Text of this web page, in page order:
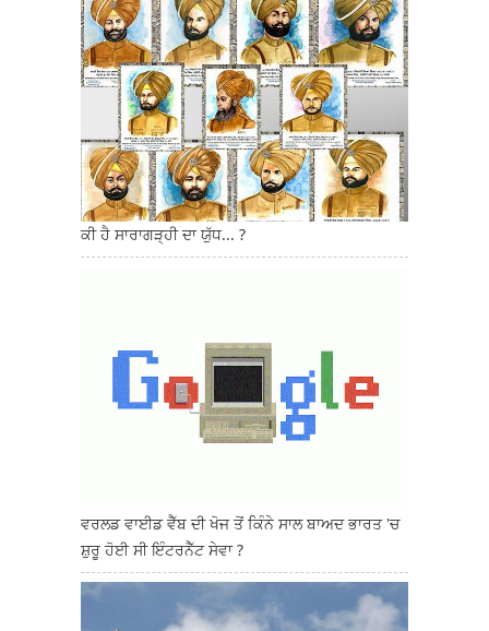
ਕੀ ਹੈ ਸਾਰਾਗੜ੍ਹੀ ਦਾ ਯੁੱਧ... ?
ਵਰਲਡ ਵਾਈਡ ਵੈੱਬ ਦੀ ਖੋਜ ਤੋਂ ਕਿੰਨੇ ਸਾਲ ਬਾਅਦ ਭਾਰਤ 'ਚ
ਸ਼ੁਰੂ ਹੋਈ ਸੀ ਇੰਟਰਨੈੱਟ ਸੇਵਾ ?